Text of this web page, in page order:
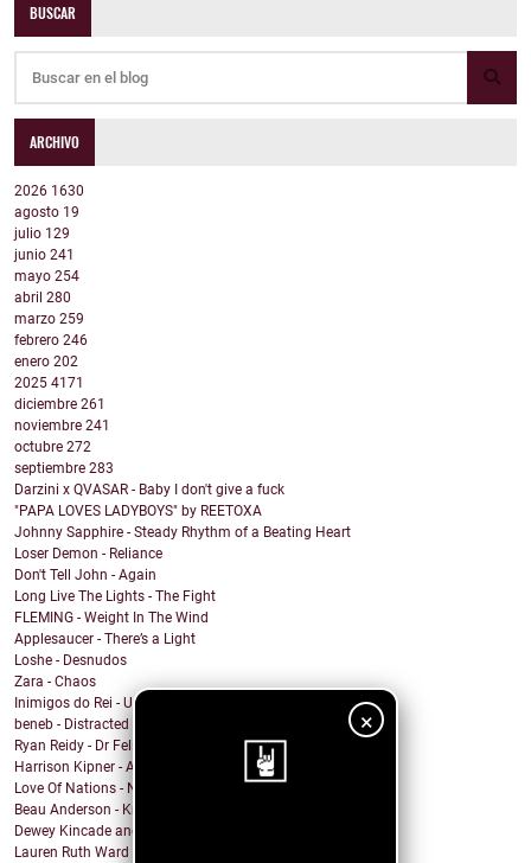
×
BUSCAR
ARCHIVO
2026 1630
agosto 19
julio 129
junio 241
mayo 254
abril 280
marzo 259
febrero 246
enero 202
2025 4171
diciembre 261
noviembre 241
octubre 272
septiembre 283
Darzini x QVASAR - Baby I don't give a fuck
"PAPA LOVES LADYBOYS" by REETOXA
Johnny Sapphire - Steady Rhythm of a Beating Heart
Loser Demon - Reliance
Don't Tell John - Again
Long Live The Lights - The Fight
FLEMING - Weight In The Wind
Applesaucer - There’s a Light
Loshe - Desnudos
Zara - Chaos
Inimigos do Rei - Uma Barata Chamada Kafka versão ...
beneb - Distracted
Ryan Reidy - Dr Felix and His Fringe Body Parts
Harrison Kipner - Alone With You
Love Of Nations - Ne'er Do Well
Beau Anderson - Know By Now
Dewey Kincade and The Navigators - Down in the Val...
Lauren Ruth Ward - Camouflage Sabotage